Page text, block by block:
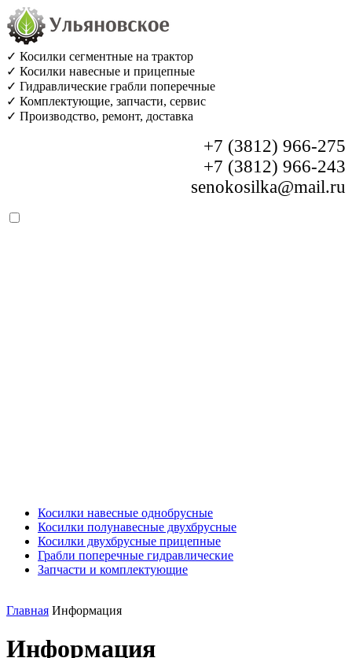
✓ Косилки сегментные на трактор
✓ Косилки навесные и прицепные
✓ Гидравлические грабли поперечные
✓ Комплектующие, запчасти, сервис
✓ Производство, ремонт, доставка
+7 (3812) 966-275
+7 (3812) 966-243
senokosilka@mail.ru
Косилки навесные однобрусные
Косилки полунавесные двухбрусные
Косилки двухбрусные прицепные
Грабли поперечные гидравлические
Запчасти и комплектующие
Главная Информация
Информация